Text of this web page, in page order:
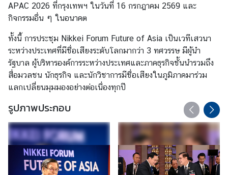
า
ร
ง
เ
ส
ริ
ม
คุ
ธ
ร
ร
ม
APAC 2026 ที่กรุงเทพฯ ในวันที่ 16 กรกฎาคม 2569 และ
กิจกรรมอื่น ๆ ในอนาคต
ทั้งนี้ การประชุม Nikkei Forum Future of Asia เป็นเวทีเสวนา
ระหว่างประเทศที่มีชื่อเสียงระดับโลกมากว่า 3 ทศวรรษ มีผู้นำ
รัฐบาล ผู้บริหารองค์การระหว่างประเทศและภาคธุรกิจชั้นนำรวมถึง
สื่อมวลชน นักธุรกิจ และนักวิชาการมีชื่อเสียงในภูมิภาคมาร่วม
แลกเปลี่ยนมุมมองอย่างต่อเนื่องทุกปี
รูปภาพประกอบ